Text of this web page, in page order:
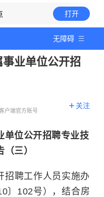
打开
无障碍
业单位公开招
户端官方账号
关注
单位公开招聘专业技
三）
招聘工作人员实施办
〕102号），结合房